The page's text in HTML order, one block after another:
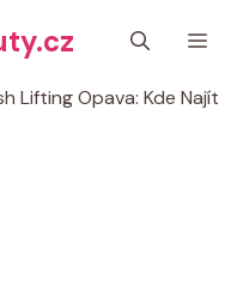
Lifting Opava: Kde Najít